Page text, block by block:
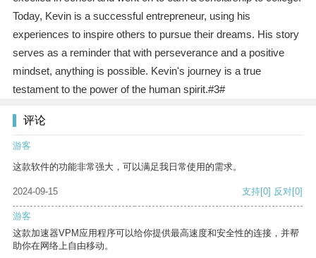
Today, Kevin is a successful entrepreneur, using his
experiences to inspire others to pursue their dreams. His story
serves as a reminder that with perseverance and a positive
mindset, anything is possible. Kevin's journey is a true
testament to the power of the human spirit.#3#
评论
游客
这款软件的功能非常强大，可以满足我日常使用的需求。
2024-09-15 支持[0] 反对[0]
游客
这款加速器VPM应用程序可以给你提供最高速度和安全性的连接，并帮
助你在网络上自由移动。